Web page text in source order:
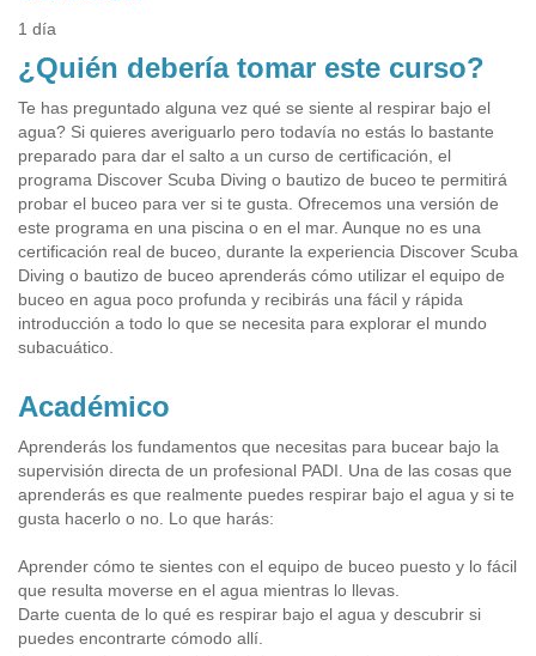
1 día
¿Quién debería tomar este curso?
Te has preguntado alguna vez qué se siente al respirar bajo el
agua? Si quieres averiguarlo pero todavía no estás lo bastante
preparado para dar el salto a un curso de certificación, el
programa Discover Scuba Diving o bautizo de buceo te permitirá
probar el buceo para ver si te gusta. Ofrecemos una versión de
este programa en una piscina o en el mar. Aunque no es una
certificación real de buceo, durante la experiencia Discover Scuba
Diving o bautizo de buceo aprenderás cómo utilizar el equipo de
buceo en agua poco profunda y recibirás una fácil y rápida
introducción a todo lo que se necesita para explorar el mundo
subacuático.
Académico
Aprenderás los fundamentos que necesitas para bucear bajo la
supervisión directa de un profesional PADI. Una de las cosas que
aprenderás es que realmente puedes respirar bajo el agua y si te
gusta hacerlo o no. Lo que harás:
Aprender cómo te sientes con el equipo de buceo puesto y lo fácil
que resulta moverse en el agua mientras lo llevas.
Darte cuenta de lo qué es respirar bajo el agua y descubrir si
puedes encontrarte cómodo allí.